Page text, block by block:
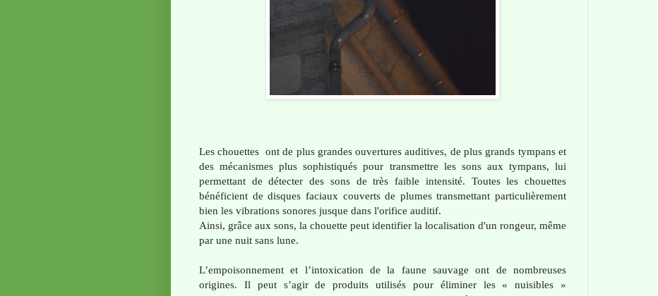
Les chouettes ont de plus grandes ouvertures auditives, de plus grands tympans et
des mécanismes plus sophistiqués pour transmettre les sons aux tympans, lui
permettant de détecter des sons de très faible intensité. Toutes les chouettes
bénéficient de disques faciaux couverts de plumes transmettant particulièrement
bien les vibrations sonores jusque dans l'orifice auditif.
Ainsi, grâce aux sons, la chouette peut identifier la localisation d'un rongeur, même
par une nuit sans lune.
L’empoisonnement et l’intoxication de la faune sauvage ont de nombreuses
origines. Il peut s’agir de produits utilisés pour éliminer les « nuisibles »